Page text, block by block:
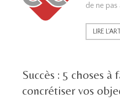
de ne pas
LIRE
Succès : 5 choses à
concrétiser vos